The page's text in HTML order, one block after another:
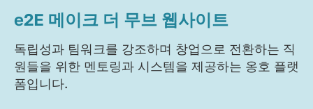
e2E 메이크 더 무브 웹사이트
독립성과 팀워크를 강조하며 창업으로 전환하는 직
원들을 위한 멘토링과 시스템을 제공하는 옹호 플랫
폼입니다.